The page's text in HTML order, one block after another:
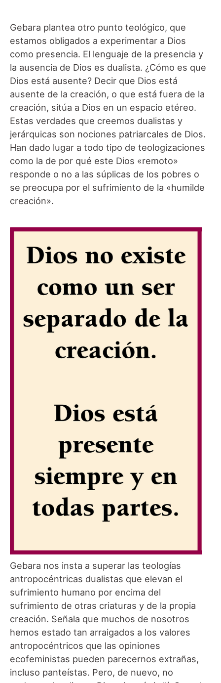
Gebara plantea otro punto teológico, que
estamos obligados a experimentar a Dios
como presencia. El lenguaje de la presencia y
la ausencia de Dios es dualista. ¿Cómo es que
Dios está ausente? Decir que Dios está
ausente de la creación, o que está fuera de la
creación, sitúa a Dios en un espacio etéreo.
Estas verdades que creemos dualistas y
jerárquicas son nociones patriarcales de Dios.
Han dado lugar a todo tipo de teologizaciones
como la de por qué este Dios «remoto»
responde o no a las súplicas de los pobres o
se preocupa por el sufrimiento de la «humilde
creación».
Gebara nos insta a superar las teologías
antropocéntricas dualistas que elevan el
sufrimiento humano por encima del
sufrimiento de otras criaturas y de la propia
creación. Señala que muchos de nosotros
hemos estado tan arraigados a los valores
antropocéntricos que las opiniones
ecofeministas pueden parecernos extrañas,
incluso panteístas. Pero, de nuevo, no